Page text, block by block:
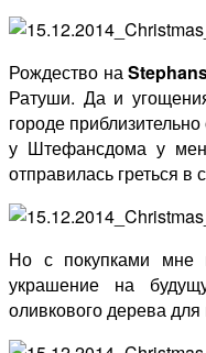
Рождество на
Ратуши. Да и
городе
у Штефансдома у
отправилась греться
Но с покупками
украшение на
оливкового дерева для